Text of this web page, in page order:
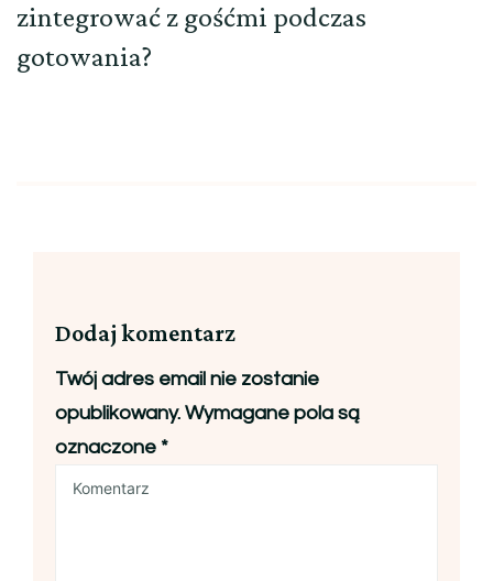
zintegrować z gośćmi podczas
gotowania?
Dodaj komentarz
Twój adres email nie zostanie
opublikowany. Wymagane pola są
oznaczone *